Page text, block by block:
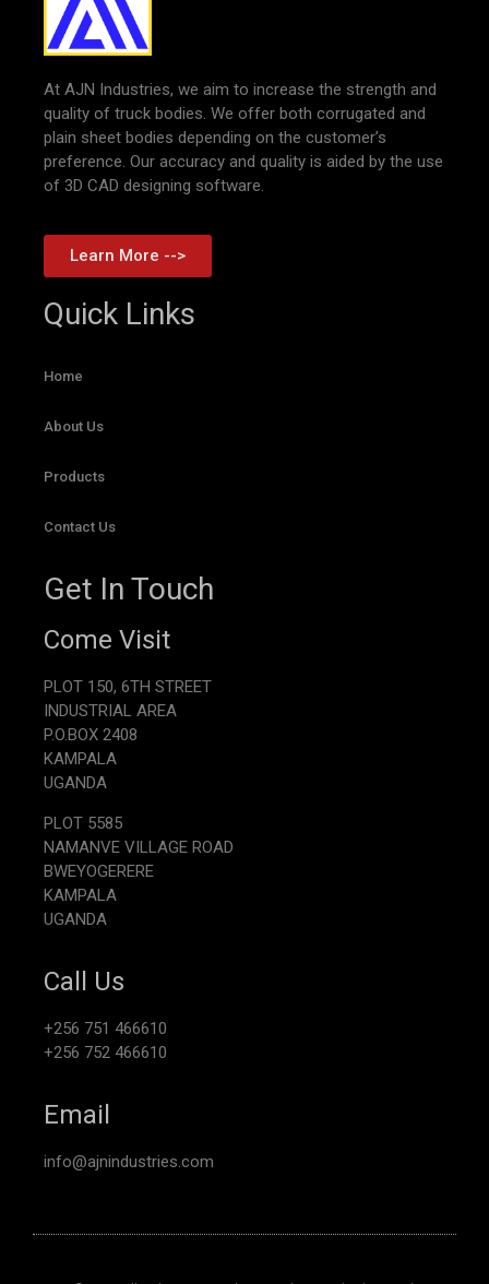
At AJN Industries, we aim to increase the strength and
quality of truck bodies. We offer both corrugated and
plain sheet bodies depending on the customer’s
preference. Our accuracy and quality is aided by the use
of 3D CAD designing software.
Learn More -->
Quick Links
Home
About Us
Products
Contact Us
Get In Touch
Come Visit
PLOT 150, 6TH STREET
INDUSTRIAL AREA
P.O.BOX 2408
KAMPALA
UGANDA
PLOT 5585
NAMANVE VILLAGE ROAD
BWEYOGERERE
KAMPALA
UGANDA
Call Us
+256 751 466610
+256 752 466610
Email
info@ajnindustries.com